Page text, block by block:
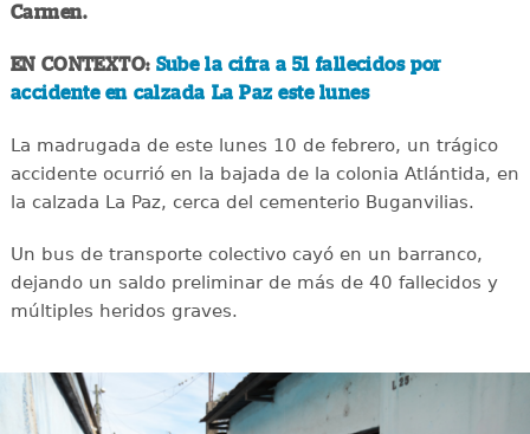
Carmen.
EN CONTEXTO:Sube la cifra a 51 fallecidos por
accidente en calzada La Paz este lunes
La madrugada de este lunes 10 de febrero, un trágico
accidente ocurrió en la bajada de la colonia Atlántida, en
la calzada La Paz, cerca del cementerio Buganvilias.
Un bus de transporte colectivo cayó en un barranco,
dejando un saldo preliminar de más de 40 fallecidos y
múltiples heridos graves.